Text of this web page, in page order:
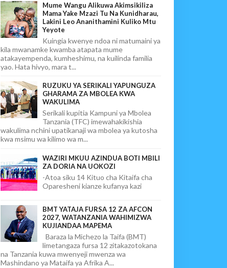
Mume Wangu Alikuwa Akimsikiliza
Mama Yake Mzazi Tu Na Kunidharau,
Lakini Leo Ananithamini Kuliko Mtu
Yeyote
Kuingia kwenye ndoa ni matumaini ya
kila mwanamke kwamba atapata mume
atakayempenda, kumheshimu, na kuilinda familia
yao. Hata hivyo, mara t...
RUZUKU YA SERIKALI YAPUNGUZA
GHARAMA ZA MBOLEA KWA
WAKULIMA
Serikali kupitia Kampuni ya Mbolea
Tanzania (TFC) imewahakikishia
wakulima nchini upatikanaji wa mbolea ya kutosha
kwa msimu wa kilimo wa m...
WAZIRI MKUU AZINDUA BOTI MBILI
ZA DORIA NA UOKOZI
-Atoa siku 14 Kituo cha Kitaifa cha
Oparesheni kianze kufanya kazi
BMT YATAJA FURSA 12 ZA AFCON
2027, WATANZANIA WAHIMIZWA
KUJIANDAA MAPEMA
Baraza la Michezo la Taifa (BMT)
limetangaza fursa 12 zitakazotokana
na Tanzania kuwa mwenyeji mwenza wa
Mashindano ya Mataifa ya Afrika A...